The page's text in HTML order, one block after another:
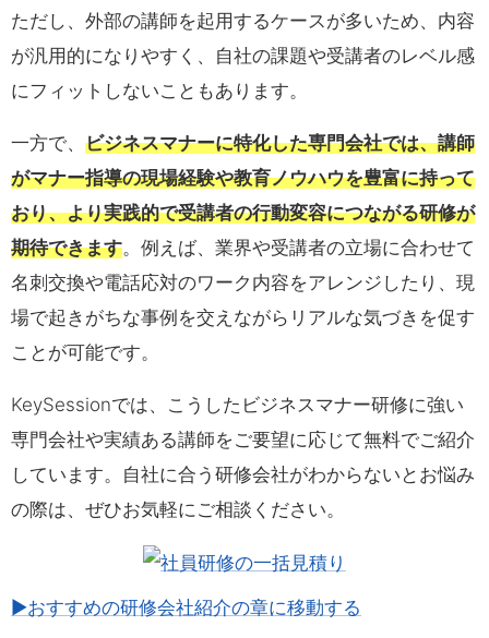
ただし、外部の講師を起用するケースが多いため、内容
が汎用的になりやすく、自社の課題や受講者のレベル感
にフィットしないこともあります。
一方で、 ビジネスマナーに特化した専門会社では、講師
がマナー指導の現場経験や教育ノウハウを豊富に持って
おり、より実践的で受講者の行動変容につながる研修が
期待できます。例えば、業界や受講者の立場に合わせて
名刺交換や電話応対のワーク内容をアレンジしたり、現
場で起きがちな事例を交えながらリアルな気づきを促す
ことが可能です。
KeySessionでは、こうしたビジネスマナー研修に強い
専門会社や実績ある講師をご要望に応じて無料でご紹介
しています。自社に合う研修会社がわからないとお悩み
の際は、ぜひお気軽にご相談ください。
▶おすすめの研修会社紹介の章に移動する